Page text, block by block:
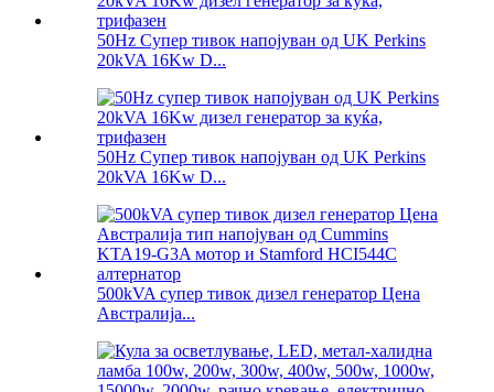
50Hz Супер тивок напојуван од UK Perkins
20kVA 16Kw D...
50Hz Супер тивок напојуван од UK Perkins
20kVA 16Kw D...
500kVA супер тивок дизел генератор Цена
Австралија...